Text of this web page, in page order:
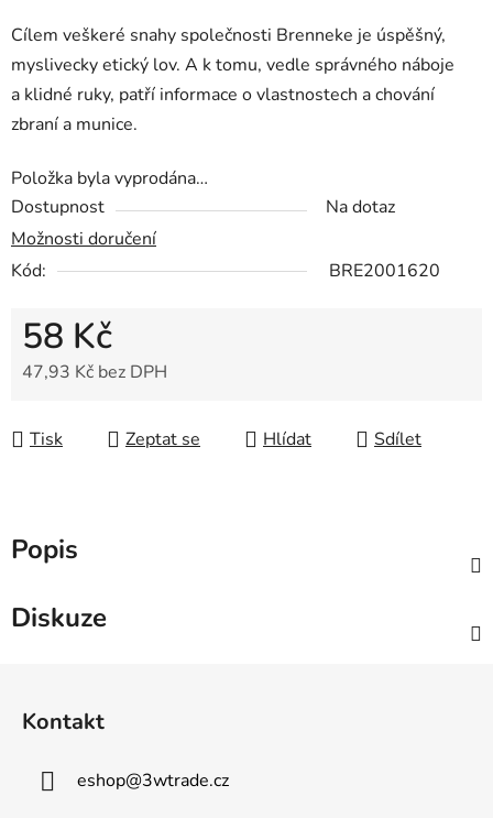
Cílem veškeré snahy společnosti Brenneke je úspěšný,
myslivecky etický lov. A k tomu, vedle správného náboje
a klidné ruky, patří informace o vlastnostech a chování
zbraní a munice.
Položka byla vyprodána…
Dostupnost
Na dotaz
Možnosti doručení
Kód:
BRE2001620
58 Kč
47,93 Kč bez DPH
Tisk
Zeptat se Hlídat Sdílet
Popis
Diskuze
Kontakt
eshop@3wtrade.cz